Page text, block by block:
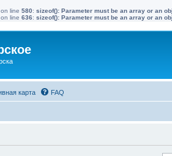
on line 580: sizeof(): Parameter must be an array or an
on line 636: sizeof(): Parameter must be an array or an
карта FAQ